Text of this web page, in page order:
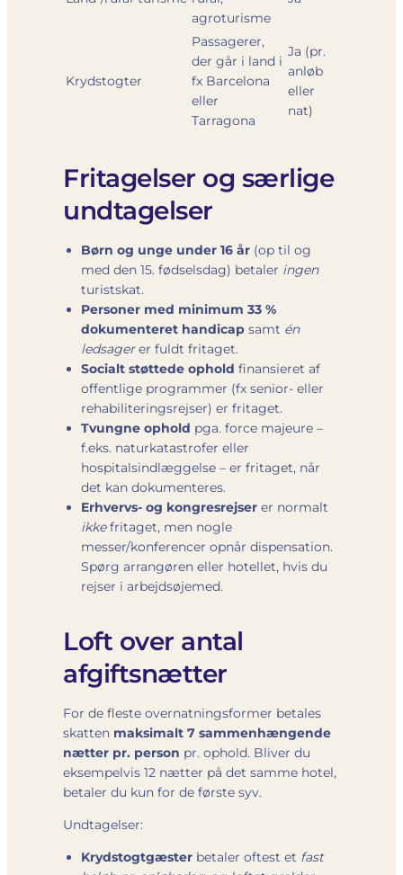
agroturisme
Krydstogter
Passagerer,
der går i land i
fx Barcelona
eller
Tarragona
Ja (pr.
anløb
eller
nat)
Fritagelser og særlige
undtagelser
Børn og unge under 16 år (op til og
med den 15. fødselsdag) betaler ingen
turistskat.
Personer med minimum 33 %
dokumenteret handicap samt én
ledsagerer fuldt fritaget.
Socialt støttede ophold finansieret af
offentlige programmer (fx senior- eller
rehabiliteringsrejser) er fritaget.
Tvungne ophold pga. force majeure –
f.eks. naturkatastrofer eller
hospitalsindlæggelse – er fritaget, når
det kan dokumenteres.
Erhvervs- og kongresrejser er normalt
ikkefritaget, men nogle
messer/konferencer opnår dispensation.
Spørg arrangøren eller hotellet, hvis du
rejser i arbejdsøjemed.
Loft over antal
afgiftsnætter
For de fleste overnatningsformer betales
skatten maksimalt 7 sammenhængende
nætter pr. person pr. ophold. Bliver du
eksempelvis 12 nætter på det samme hotel,
betaler du kun for de første syv.
Undtagelser:
Krydstogtgæster betaler oftest et fast